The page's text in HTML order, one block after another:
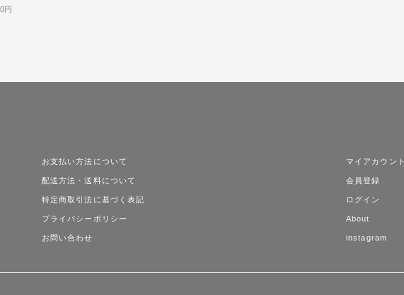
円
お支払い方法について
配送方法・送料について
特定商取引法に基づく表記
プライバシーポリシー
お問い合わせ
マイアカウント
会員登録
ログイン
About
instagram